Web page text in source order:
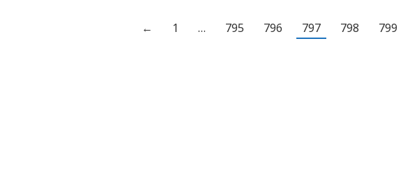
Қазақстан “» сенбілігі өткізілді. Мемлекет
← 1 … 795 796 797 798 799